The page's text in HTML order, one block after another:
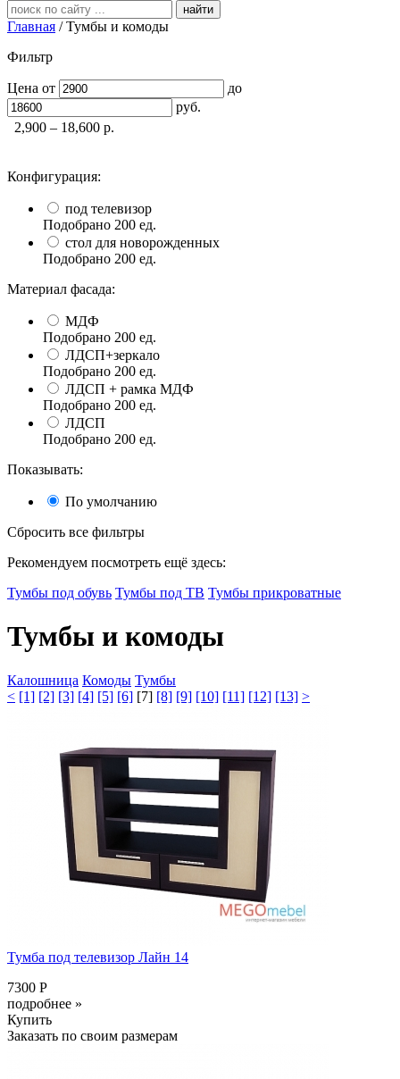
найти
Главная /Тумбы и комоды
Фильтр
Цена от
до
руб.
2,900 – 18,600 р.
Конфигурация:
под телевизор
Подобрано 200 ед.
стол для новорожденных
Подобрано 200 ед.
Материал фасада:
МДФ
Подобрано 200 ед.
ЛДСП+зеркало
Подобрано 200 ед.
ЛДСП + рамка МДФ
Подобрано 200 ед.
ЛДСП
Подобрано 200 ед.
Показывать:
По умолчанию
Сбросить все фильтры
Рекомендуем посмотреть ещё здесь:
Тумбы под обувь Тумбы под ТВ Тумбы прикроватные
Тумбы и комоды
Калошница Комоды Тумбы
< [1] [2] [3] [4] [5] [6] [7] [8] [9] [10] [11] [12] [13] >
Тумба под телевизор Лайн 14
7300 Р
подробнее »
Купить
Заказать по своим размерам